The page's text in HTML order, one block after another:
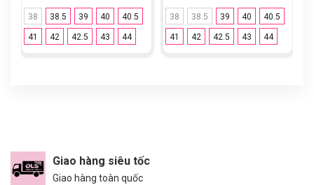
38 38.5 39 40 40.5
41 42 42.5 43 44
38 38.5 39 40 40.5
41 42 42.5 43 44
Giao hàng siêu tốc
Giao hàng toàn quốc